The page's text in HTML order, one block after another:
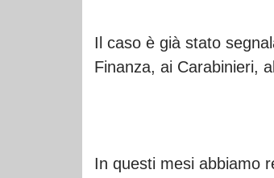
Il caso è già stato
Finanza, ai Carabinieri,
In questi mesi abbiamo